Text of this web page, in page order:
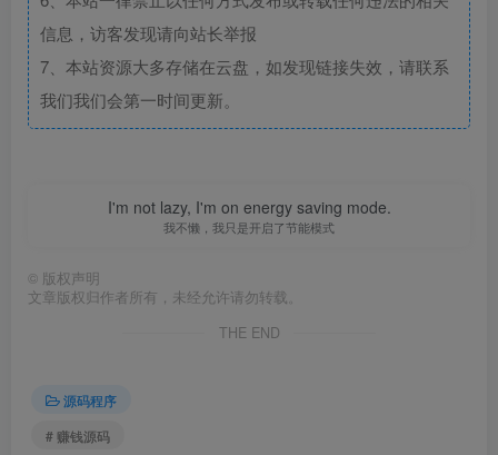
信息，访客发现请向站长举报
7、本站资源大多存储在云盘，如发现链接失效，请联系
我们我们会第一时间更新。
I'm not lazy, I'm on energy saving mode.
我不懒，我只是开启了节能模式
© 版权声明
文章版权归作者所有，未经允许请勿转载。
THE END
源码程序
# 赚钱源码